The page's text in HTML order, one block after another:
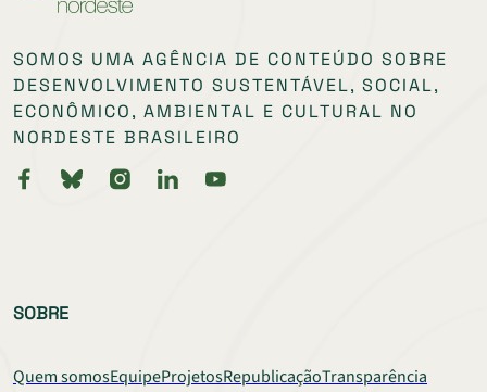
SOMOS UMA AGÊNCIA DE CONTEÚDO SOBRE
DESENVOLVIMENTO SUSTENTÁVEL, SOCIAL,
ECONÔMICO, AMBIENTAL E CULTURAL NO
NORDESTE BRASILEIRO
SOBRE
Quem somosEquipeProjetosRepublicaçãoTransparência